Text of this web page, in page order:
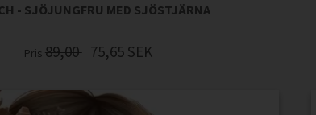
- SJÖJUNGFRU MED SJÖSTJÄRNA
Pris 89,00 75,65 SEK